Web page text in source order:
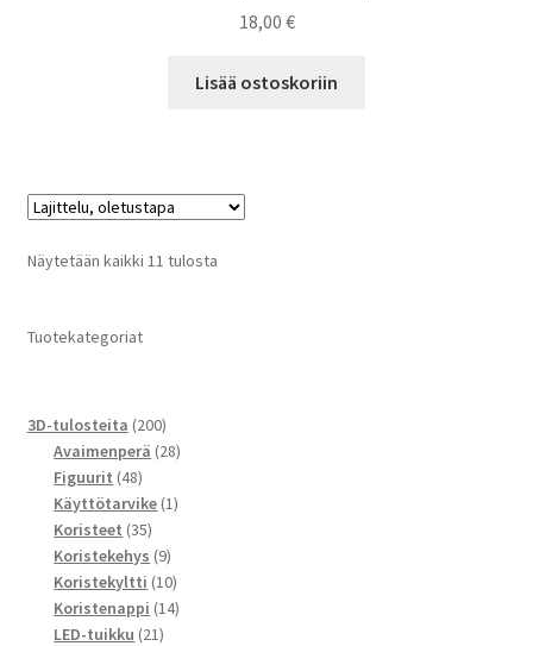
18,00 €
Lisää ostoskoriin
Näytetään kaikki 11 tulosta
Tuotekategoriat
3D-tulosteita 200200
tuotetta
Avaimenperä 2828
Figuurit 4848
tuotetta
Käyttötarvike 11
Koristeet 3535
tuotetta
Koristekehys 99
tuotetta
Koristekyltti 1010
tuotetta
Koristenappi 1414
LED-tuikku 2121